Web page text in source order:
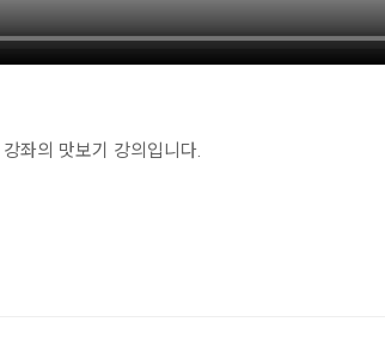
강좌의 맛보기 강의입니다.